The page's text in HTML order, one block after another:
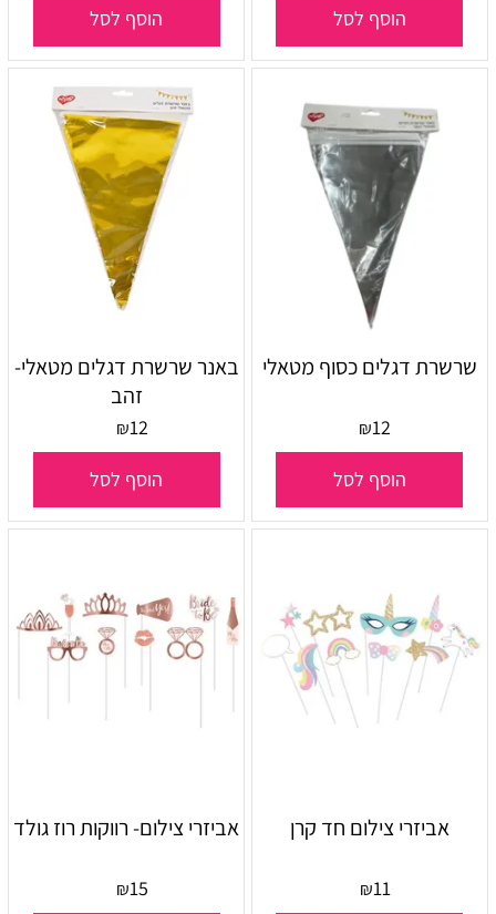
הוסף לסל הוסף לסל
שרשרת דגלים כסוף מטאלי
₪12
הוסף לסל
באנר שרשרת דגלים מטאלי-
זהב
₪12
הוסף לסל
אביזרי צילום חד קרן
₪11
אביזרי צילום- רווקות רוז גולד
₪15